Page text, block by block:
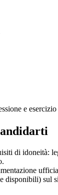
e
di idoneità:
disponibili) sul